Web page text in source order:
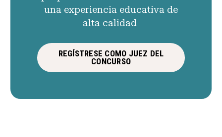
una experiencia educativa de
alta calidad
REGÍSTRESE COMO JUEZ DEL
CONCURSO